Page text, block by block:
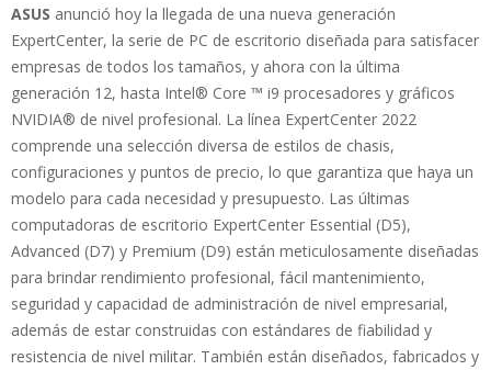
ASUS anunció hoy la llegada de una nueva generación
ExpertCenter, la serie de PC de escritorio diseñada para satisfacer
empresas de todos los tamaños, y ahora con la última
generación 12, hasta Intel® Core ™ i9 procesadores y gráficos
NVIDIA® de nivel profesional. La línea ExpertCenter 2022
comprende una selección diversa de estilos de chasis,
configuraciones y puntos de precio, lo que garantiza que haya un
modelo para cada necesidad y presupuesto. Las últimas
computadoras de escritorio ExpertCenter Essential (D5),
Advanced (D7) y Premium (D9) están meticulosamente diseñadas
para brindar rendimiento profesional, fácil mantenimiento,
seguridad y capacidad de administración de nivel empresarial,
además de estar construidas con estándares de fiabilidad y
resistencia de nivel militar. También están diseñados, fabricados y